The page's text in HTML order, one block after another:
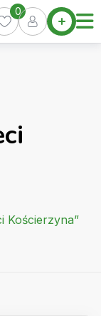
0
Kościerzyna”